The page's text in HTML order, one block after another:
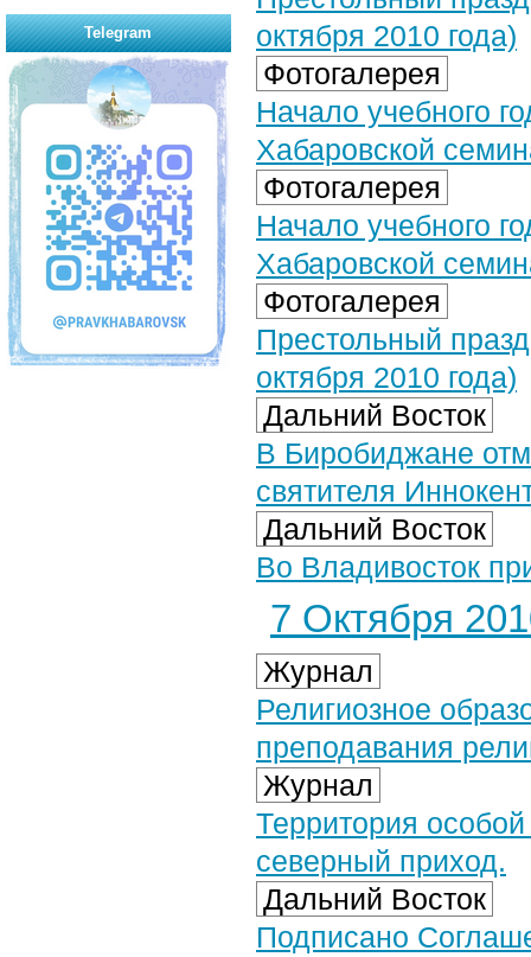
октября 2010 года)
Фотогалерея
Начало учебного
Хабаровской
Фотогалерея
Начало учебного
Хабаровской
Фотогалерея
Престольный
октября 2010 года)
Дальний Восток
В Биробиджане
святителя
Дальний Восток
Во Владивосток
7 Октября
Журнал
Религиозное
преподавания
Журнал
Территория
северный приход.
Дальний Восток
Подписано
Telegram